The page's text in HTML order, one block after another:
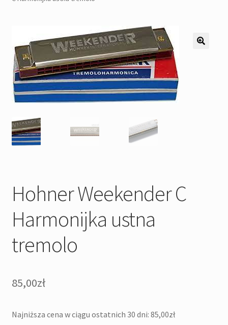
Pozostałe
Hohner Weekender C
Harmonijka ustna
tremolo
85,00zł
Najniższa cena w ciągu ostatnich 30 dni: 85,00zł